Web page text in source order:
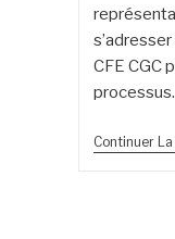
CFE CGC
Continuer